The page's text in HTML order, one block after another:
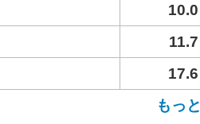
10.0
11.7
17.6
もっ